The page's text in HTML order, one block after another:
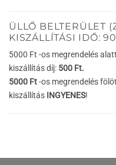
ÜLLŐ BELTERÜLET
KISZÁLLÍTÁSI IDŐ:
5000 Ft -os megrendelés
kiszállítás díj: 500 Ft.
5000 Ft-os megrendelés
kiszállítás INGYENES!